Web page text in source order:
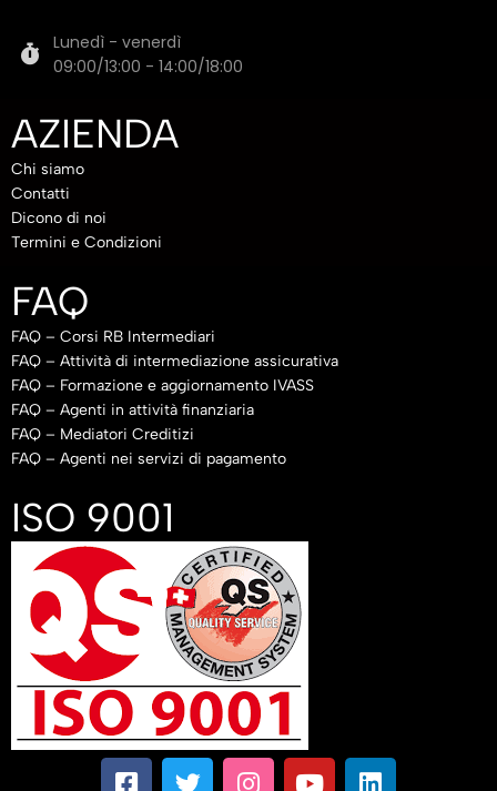
Lunedì - venerdì
09:00/13:00 - 14:00/18:00
AZIENDA
Chi siamo
Contatti
Dicono di noi
Termini e Condizioni
FAQ
FAQ – Corsi RB Intermediari
FAQ – Attività di intermediazione assicurativa
FAQ – Formazione e aggiornamento IVASS
FAQ – Agenti in attività finanziaria
FAQ – Mediatori Creditizi
FAQ – Agenti nei servizi di pagamento
ISO 9001